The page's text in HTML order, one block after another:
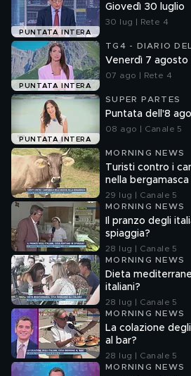
PUNTATA INTERA
Giovedì 30 luglio
30 lug | Rete 4
PUNTATA INTERA
TG4 - DIARIO
Venerdì 7 agosto
07 ago | Rete 4
PUNTATA INTERA
SUPER PARTES
Puntata dell'8
08 ago | Canale 5
MORNING NEWS
Turisti contro i
nella bergamasca
29 lug | Canale 5
MORNING NEWS
Il pranzo degli
spiaggia?
28 lug | Canale 5
MORNING NEWS
Dieta
italiani?
28 lug | Canale 5
MORNING NEWS
La colazione
al bar?
28 lug | Canale 5
MORNING NEWS